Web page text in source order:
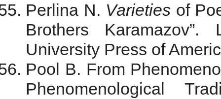
Perlina N. Varieties of
Brothers
University Press of
Pool B. From
Phenomenological